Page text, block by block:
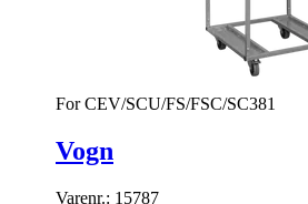
For CEV/SCU/FS/FSC/SC381
Vogn
Varenr.: 15787